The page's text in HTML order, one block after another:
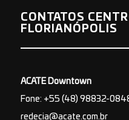
CONTATOS
FLORIANÓPOLIS
ACATE Downtown
Fone: +55 (48) 98832-
redecia@acate.com.br